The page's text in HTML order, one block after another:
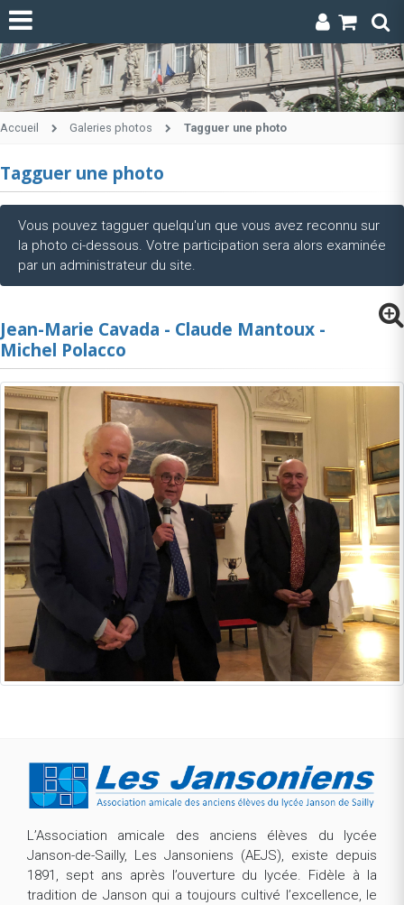
Accueil Galeries photos Tagguer une photo
Tagguer une photo
Vous pouvez tagguer quelqu'un que vous avez reconnu sur
la photo ci-dessous. Votre participation sera alors examinée
par un administrateur du site.
Jean-Marie Cavada - Claude Mantoux -
Michel Polacco
L’Association amicale des anciens élèves du lycée
Janson-de-Sailly, Les Jansoniens (AEJS), existe depuis
1891, sept ans après l’ouverture du lycée. Fidèle à la
tradition de Janson qui a toujours cultivé l’excellence, le